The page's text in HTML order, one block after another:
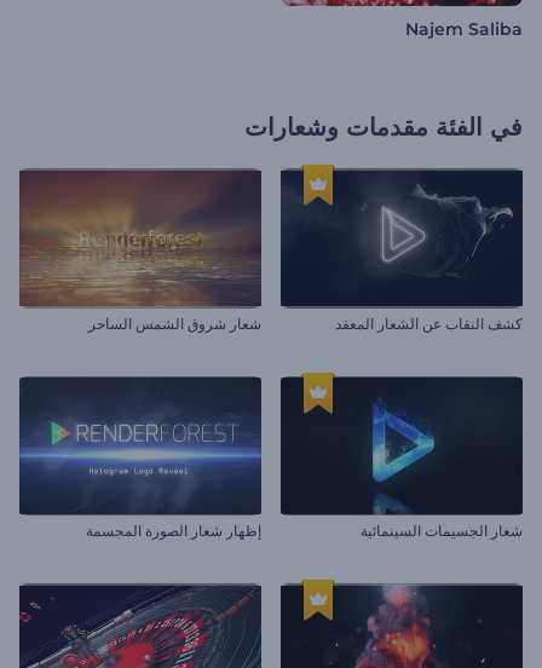
Najem Saliba
في الفئة مقدمات وشعارات
كشف النقاب عن الشعار المعقد شعار شروق الشمس الساحر
شعار الجسيمات السينمائية إظهار شعار الصورة المجسمة